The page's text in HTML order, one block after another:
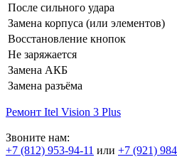
После сильного удара
Замена корпуса (или элементов)
Восстановление кнопок
Не заряжается
Замена АКБ
Замена разъёма
Ремонт Itel Vision 3 Plus
Звоните нам:
+7 (812) 953-94-11 или +7 (921)